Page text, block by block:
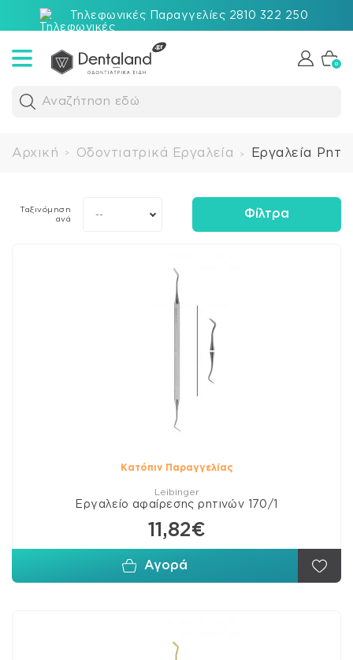
Τηλεφωνικές Παραγγελίες 2810 322 250
Αναζήτηση εδώ
0
Αρχική > Οδοντιατρικά Εργαλεία > Εργαλεία
Ταξινόμηση
ανά
-- Φίλτρα
Κατόπιν Παραγγελίας
Leibinger
Εργαλείο αφαίρεσης ρητινών 170/1
11,82€
Αγορά